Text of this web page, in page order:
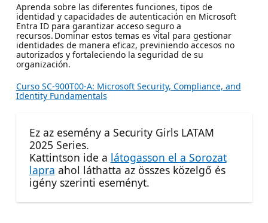
Aprenda sobre las diferentes funciones, tipos de
identidad y capacidades de autenticación en Microsoft
Entra ID para garantizar acceso seguro a
recursos. Dominar estos temas es vital para gestionar
identidades de manera eficaz, previniendo accesos no
autorizados y fortaleciendo la seguridad de su
organización.
Curso SC-900T00-A: Microsoft Security, Compliance, and
Identity Fundamentals
Ez az esemény a Security Girls LATAM
2025 Series.
Kattintson ide a látogasson el a Sorozat
lapra ahol láthatta az összes közelgő és
igény szerinti eseményt.